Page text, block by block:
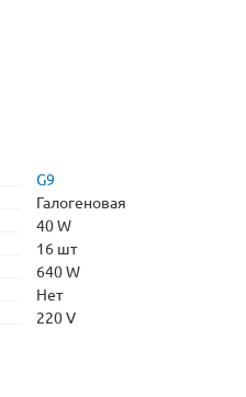
G9
Галогеновая
40 W
16 шт
640 W
Нет
220 V